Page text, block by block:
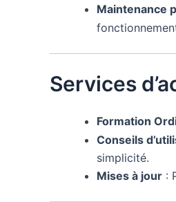
Maintenance
Services
Formation
Conseils
simplicité.
Mises à jour :